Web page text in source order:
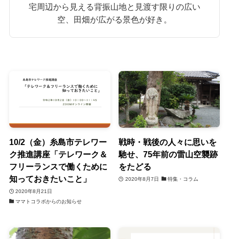
宅周辺から見える背振山地と見渡す限りの広い
空、田畑が広がる景色が好き。
10/2（金）糸島市テレワー
ク推進講座「テレワーク＆
フリーランスで働くために
知っておきたいこと」
2020年8月21日
ママトコラボからのお知らせ
戦時・戦後の人々に思いを
馳せ、75年前の雷山空襲跡
をたどる
2020年8月7日 特集・コラム